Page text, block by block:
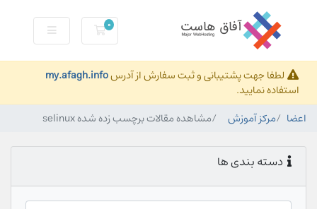
0 کارت خرید
لطفا جهت پشتیبانی و ثبت سفارش از آدرسmy.afagh.info
استفاده نمایید.
اعضا
مرکز آموزش مشاهده مقالات برچسب زده شده selinux
دسته بندی ها